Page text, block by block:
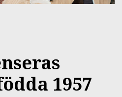
1957